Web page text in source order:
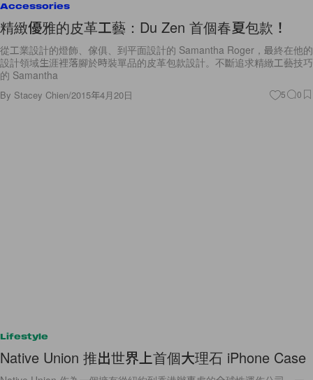
Accessories
精緻優雅的皮革工藝：Du Zen 首個春夏包款！
從工業設計的燈飾、傢俱、到平面設計的 Samantha Roger，最終在他的
設計領域生涯裡落腳於時裝單品的皮革包款設計。不斷追求精緻工藝技巧
的 Samantha
By Stacey Chien/2015年4月20日 5 0
Lifestyle
Native Union 推出世界上首個大理石 iPhone Case